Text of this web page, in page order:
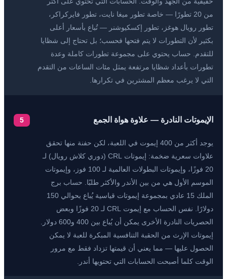
من 20 تطورًا — خاصة تطور ميغا نايت، تطور فايركراكر،
تطور رويال هوغز، تطور إكسكيوشنر — تُباع بأسعار أعلى
بكثير لأن التطورات لا يتم فتحها فحسب؛ بل تحتاج إلى شظايا
للتقدم. حساب يحتوي على مجموعة تطورات كاملة وعدة
تطورات بأعداد شظايا مرتفعة يمثل مئات الساعات من التقدم
التي لا يرغب معظم المشترين في تكرارها.
الإيموتات النادرة — علاوة هواة الجمع
يوجد أكثر من 400 إيموت في اللعبة، لكن حفنة منها تحقق
علاوات سعرية ضخمة: إيموتات CRL (دوري كلاش رويال) لـ
20 فوزًا، وإيموتات البطولات العالمية لـ 100 فوز، وإيموتات
الموسم الأول هي من بين الأندر والأكثر طلبًا. حساب برج
الملك 15 عادي بمجموعة إيموتات قياسية يُباع بحوالي 150
دولارًا. نفس الحساب مع إيموت CRL لـ 20 فوزًا وبعض
الحصريات النادرة الأخرى يمكن أن يُباع بين 400 و600 دولار.
إيموتات الإرث من الحقبة التنافسية المبكرة للعبة لا يمكن
الحصول عليها — مما يعني أن قيمتها تزداد فقط مع مرور
الوقت كلما أصبحت الحسابات التي تحتويها أندر.
5